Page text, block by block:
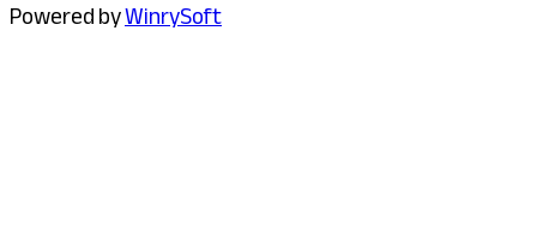
Powered byWinrySoft